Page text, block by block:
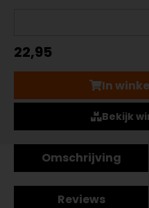
22,95
In
Bekijk
Omschrijving
Reviews